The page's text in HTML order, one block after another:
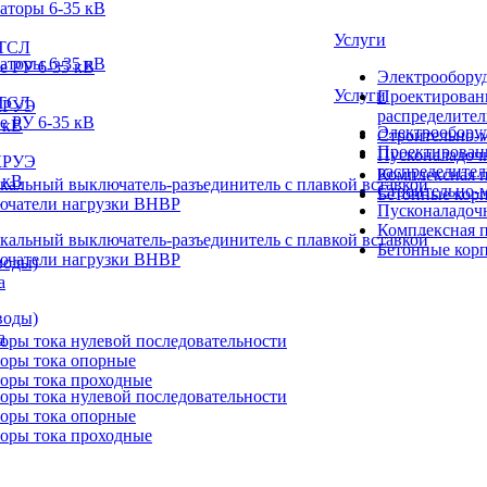
6-35 кВ
РУ 6-35 кВ
кВ
выключатель-разъединитель с плавкой вставкой
нагрузки ВНВР
тока нулевой последовательности
тока опорные
тока проходные
Услуги
Комплексная
Бетонные
6-35 кВ
РУ 6-35 кВ
кВ
выключатель-разъединитель с плавкой вставкой
нагрузки ВНВР
тока нулевой последовательности
тока опорные
тока проходные
Услуги
Комплексная
Бетонные